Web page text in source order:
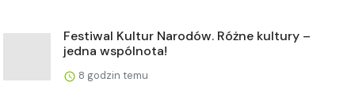
Festiwal Kultur Narodów. Różne kultury –
jedna wspólnota!
8 godzin temu